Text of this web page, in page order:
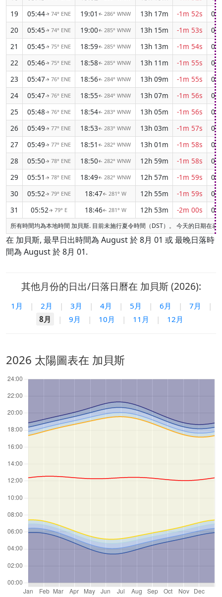
19
05:44↑ 74° ENE 19:01 ↑ 286° WNW 13h 17m -1m 52s
20
05:45↑ 74° ENE 19:00↑ 285° WNW 13h 15m -1m 53s
21
05:45↑ 75° ENE 18:59↑ 285° WNW 13h 13m -1m 54s
22
05:46↑ 75° ENE 18:58↑ 285° WNW 13h 11m -1m 55s
23
05:47↑ 76° ENE 18:56↑ 284° WNW 13h 09m -1m 55s
24
05:47↑ 76° ENE 18:55↑ 284° WNW 13h 07m -1m 56s
25
05:48↑ 76° ENE 18:54↑ 283° WNW 13h 05m -1m 56s
26
05:49↑ 77° ENE 18:53↑ 283° WNW 13h 03m -1m 57s
27
05:49↑ 77° ENE 18:51 ↑ 282° WNW 13h 01m -1m 58s
28
05:50↑ 78° ENE 18:50↑ 282° WNW 12h 59m -1m 58s
29
05:51 ↑ 78° ENE 18:49↑ 282° WNW 12h 57m -1m 59s
30
05:52↑ 79° ENE 18:47↑ 281° W 12h 55m -1m 59s
31
05:52↑ 79° E 18:46↑ 281° W 12h 53m -2m 00s
所有時間均為本地時間 加貝斯. 目前未施行夏令時間（DST）。 今天的日期在表
在 加貝斯, 最早日出時間為 August 於 8月 01 或 最晚日落時
間為 August 於 8月 01.
其他月份的日出/日落日曆在 加貝斯 (2026):
1月 | 2月 | 3月 | 4月 | 5月 | 6月 | 7月
|
8月
| 9月 | 10月 | 11月 | 12月
2026 太陽圖表在 加貝斯